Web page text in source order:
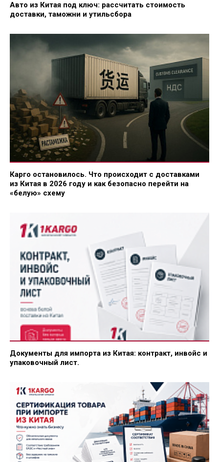
Авто из Китая под ключ: рассчитать стоимость
доставки, таможни и утильсбора
Карго остановилось. Что происходит с доставками
из Китая в 2026 году и как безопасно перейти на
«белую» схему
Документы для импорта из Китая: контракт, инвойс и
упаковочный лист.